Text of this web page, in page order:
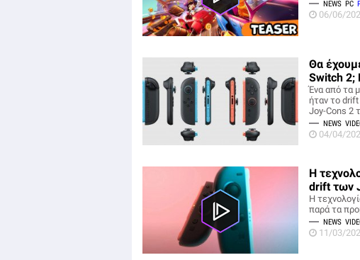
NEWS PC
06/06/
Θα
Switch 2;
Ένα από τα
ήταν το drift
Joy-Cons 2
NEWS
04/04/
Η
drift των
H
παρά τα
NEWS
11/03/